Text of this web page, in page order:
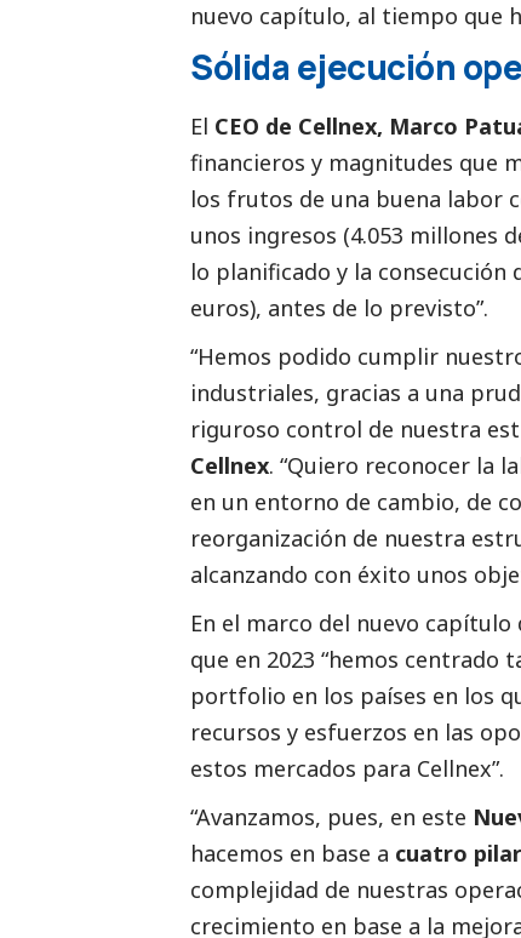
nuevo capítulo, al tiempo que
Sólida ejecución
El CEO de Cellnex, Marco
financieros y magnitudes que
los frutos de una buena labor
unos ingresos (4.053 millones
lo planificado y la
euros), antes de lo previsto”.
“Hemos podido cumplir
industriales, gracias a una
riguroso control de nuestra
Cellnex. “Quiero reconocer la
en un entorno de cambio, de
reorganización de nuestra
alcanzando con éxito unos
En el marco del nuevo capítulo
que en 2023 “hemos
portfolio en los países en los
recursos y esfuerzos en las
estos mercados para Cellnex”.
“Avanzamos, pues, en este
hacemos en base a cuatro
complejidad de nuestras
crecimiento en base a la